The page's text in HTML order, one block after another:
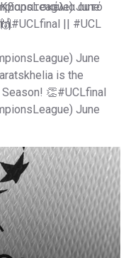
June
αυτό
#UCLfinal || #UCL
June
is the
👏#UCLfinal
June